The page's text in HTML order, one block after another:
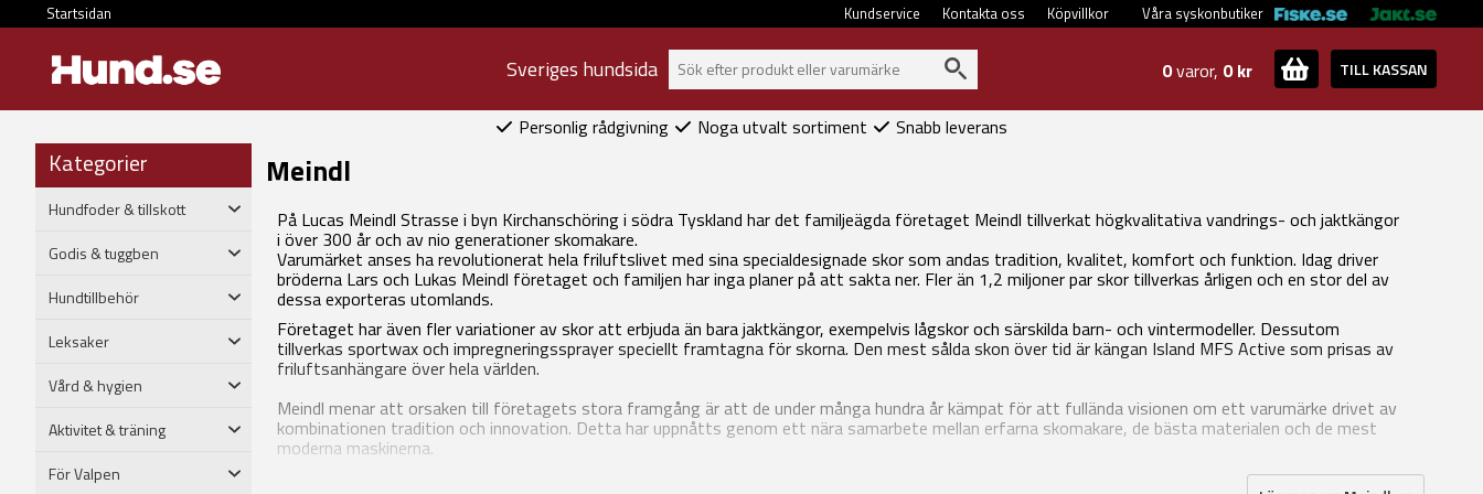
Startsidan Våra syskonbutiker
Köpvillkor
Kontakta oss
Kundservice
Sveriges hundsida 0varor, 0 kr TILL KASSAN
Personlig rådgivning Noga utvalt sortiment Snabb leverans
Kategorier
Hundfoder & tillskott
Godis & tuggben
Hundtillbehör
Leksaker
Vård & hygien
Aktivitet & träning
För Valpen
Meindl
På Lucas Meindl Strasse i byn Kirchanschöring i södra Tyskland har det familjeägda företaget Meindl tillverkat högkvalitativa vandrings- och jaktkängor
i över 300 år och av nio generationer skomakare.
Varumärket anses ha revolutionerat hela friluftslivet med sina specialdesignade skor som andas tradition, kvalitet, komfort och funktion. Idag driver
bröderna Lars och Lukas Meindl företaget och familjen har inga planer på att sakta ner. Fler än 1,2 miljoner par skor tillverkas årligen och en stor del av
dessa exporteras utomlands.
Företaget har även fler variationer av skor att erbjuda än bara jaktkängor, exempelvis lågskor och särskilda barn- och vintermodeller. Dessutom
tillverkas sportwax och impregneringssprayer speciellt framtagna för skorna. Den mest sålda skon över tid är kängan Island MFS Active som prisas av
friluftsanhängare över hela världen.
Meindl menar att orsaken till företagets stora framgång är att de under många hundra år kämpat för att fullända visionen om ett varumärke drivet av
kombinationen tradition och innovation. Detta har uppnåtts genom ett nära samarbete mellan erfarna skomakare, de bästa materialen och de mest
moderna maskinerna.